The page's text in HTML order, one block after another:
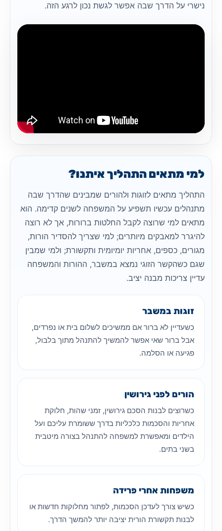
נישרי על הדרך שבה אפשר לגשת נכון לרגע הזה.
למי מתאים התהליך איתנו?
התהליך מתאים לזוגות ולהורים שמבינים שהדרך שבה
מתנהלים עכשיו תשפיע על המשפחה לשנים קדימה. הוא
מתאים למי שרוצה לקבל החלטות ברורות, אך לא רוצה
להיגרר למאבקים מיותרים; למי שצריך להסדיר הורות,
מגורים, כספים, אחריות יומיומית ותקשורת; ולמי שמבין
שגם כשהקשר הזוגי נמצא במשבר, ההורות והמשפחה
עדיין צריכות מבנה יציב.
זוגות במשבר
כשעדיין לא ברור אם ממשיכים לשלום בית או נפרדים,
אבל ברור שאי אפשר להמשיך להתנהל מתוך בלבול,
פגיעה או הסלמה.
הורים לפני גירושין
כשרוצים לבנות הסכם גירושין, זמני שהות, חלוקת
אחריות והסכמות כלכליות בדרך ששומרת עליכם ועל
הילדים ומאפשרת למשפחה להתנהל בצורה מיטבית
בשני בתים.
משפחות אחרי פרידה
כשיש צורך לעדכן הסכמות, לפתור מחלוקות חדשות או
לבנות תקשורת הורית יציבה יותר להמשך הדרך.